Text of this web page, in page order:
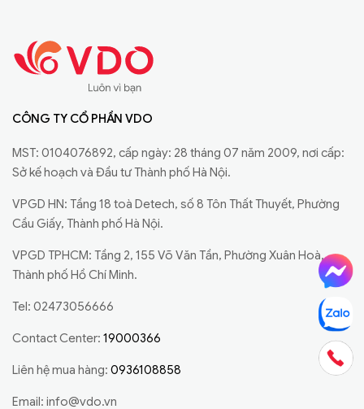
CÔNG TY CỔ PHẦN VDO
MST: 0104076892, cấp ngày: 28 tháng 07 năm 2009, nơi cấp:
Sở kế hoạch và Đầu tư Thành phố Hà Nội.
VPGD HN: Tầng 18 toà Detech, số 8 Tôn Thất Thuyết, Phường
Cầu Giấy, Thành phố Hà Nội.
VPGD TPHCM: Tầng 2, 155 Võ Văn Tần, Phường Xuân Hoà,
Thành phố Hồ Chí Minh.
Tel: 02473056666
Contact Center: 19000366
Liên hệ mua hàng: 0936108858
Email: info@vdo.vn